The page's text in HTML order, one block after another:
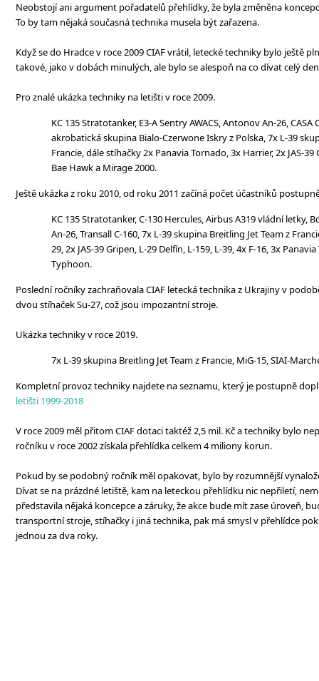
Neobstojí ani argument pořadatelů přehlídky, že byla změněna
To by tam nějaká současná technika musela být zařazena.
Když se do Hradce v roce 2009 CIAF vrátil, letecké techniky bylo ještě
takové, jako v dobách minulých, ale bylo se alespoň na co dívat celý
Pro znalé ukázka techniky na letišti v roce 2009.
KC 135 Stratotanker, E3-A Sentry AWACS, Antonov An-26, CASA
akrobatická skupina Bialo-Czerwone Iskry z Polska, 7x L-39
Francie, dále stíhačky 2x Panavia Tornado, 3x Harrier, 2x JAS-39
Bae Hawk a Mirage 2000.
Ještě ukázka z roku 2010, od roku 2011 začíná počet účastníků
KC 135 Stratotanker, C-130 Hercules, Airbus A319 vládní letky,
An-26, Transall C-160, 7x L-39 skupina Breitling Jet Team z
29, 2x JAS-39 Gripen, L-29 Delfín, L-159, L-39, 4x F-16, 3x
Typhoon.
Poslední ročníky zachraňovala CIAF letecká technika z Ukrajiny v
dvou stíhaček Su-27, což jsou impozantní stroje.
Ukázka techniky v roce 2019.
7x L-39 skupina Breitling Jet Team z Francie, MiG-15, SIAI-
Kompletní provoz techniky najdete na seznamu, který je postupně
letišti 1999-2018
V roce 2009 měl přitom CIAF dotaci taktéž 2,5 mil. Kč a techniky bylo
ročníku v roce 2002 získala přehlídka celkem 4 miliony korun.
Pokud by se podobný ročník měl opakovat, bylo by rozumnější
Dívat se na prázdné letiště, kam na leteckou přehlídku nic nepřiletí,
představila nějaká koncepce a záruky, že akce bude mít zase úroveň,
transportní stroje, stíhačky i jiná technika, pak má smysl v přehlídce
jednou za dva roky.